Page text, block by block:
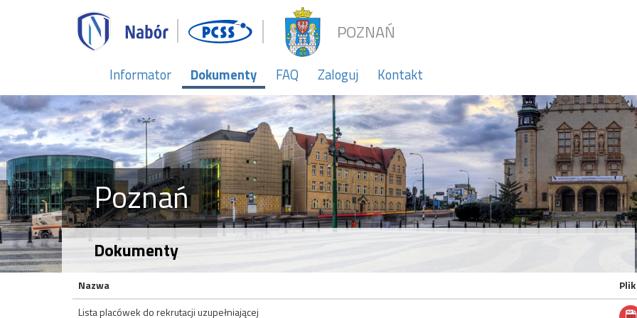
POZNAŃ
Informator Dokumenty FAQ Zaloguj Kontakt
Poznań
Dokumenty
Nazwa
Plik
Lista placówek do rekrutacji uzupełniającej